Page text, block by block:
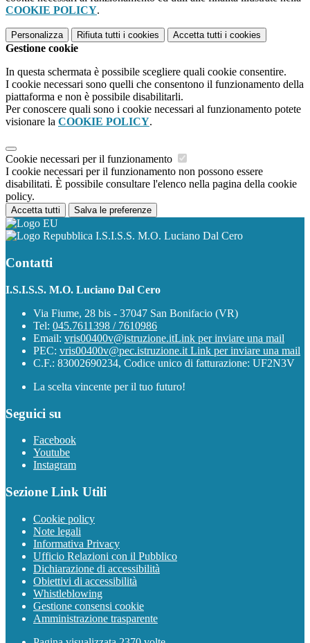
COOKIE POLICY.
Personalizza Rifiuta tutti i cookies Accetta tutti i cookies
Gestione cookie
In questa schermata è possibile scegliere quali cookie consentire.
I cookie necessari sono quelli che consentono il funzionamento della
piattaforma e non è possibile disabilitarli.
Per conoscere quali sono i cookie necessari al funzionamento potete
visionare la COOKIE POLICY.
Cookie necessari per il funzionamento
I cookie necessari per il funzionamento non possono essere
disabilitati. È possibile consultare l'elenco nella pagina della cookie
policy.
Accetta tutti Salva le preferenze
I.S.I.S.S. M.O. Luciano Dal Cero
Contatti
I.S.I.S.S. M.O. Luciano Dal Cero
Via Fiume, 28 bis - 37047 San Bonifacio (VR)
Tel: 045.7611398 / 7610986
Email: vris00400v@istruzione.itLink per inviare una mail
PEC: vris00400v@pec.istruzione.it Link per inviare una mail
C.F.: 83002690234, Codice unico di fatturazione: UF2N3V
La scelta vincente per il tuo futuro!
Seguici su
Facebook
Youtube
Instagram
Sezione Link Utili
Cookie policy
Note legali
Informativa Privacy
Ufficio Relazioni con il Pubblico
Dichiarazione di accessibilità
Obiettivi di accessibilità
Whistleblowing
Gestione consensi cookie
Amministrazione trasparente